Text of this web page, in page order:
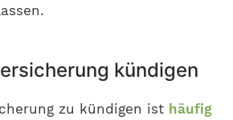
kündigen
zu kündigen ist häufig